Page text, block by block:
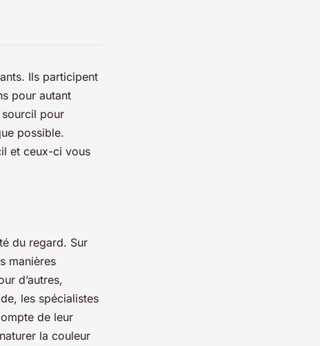
Ils participent
pour autant
sourcil pour
possible.
et ceux-ci vous
du regard. Sur
manières
d’autres,
les spécialistes
de leur
la couleur